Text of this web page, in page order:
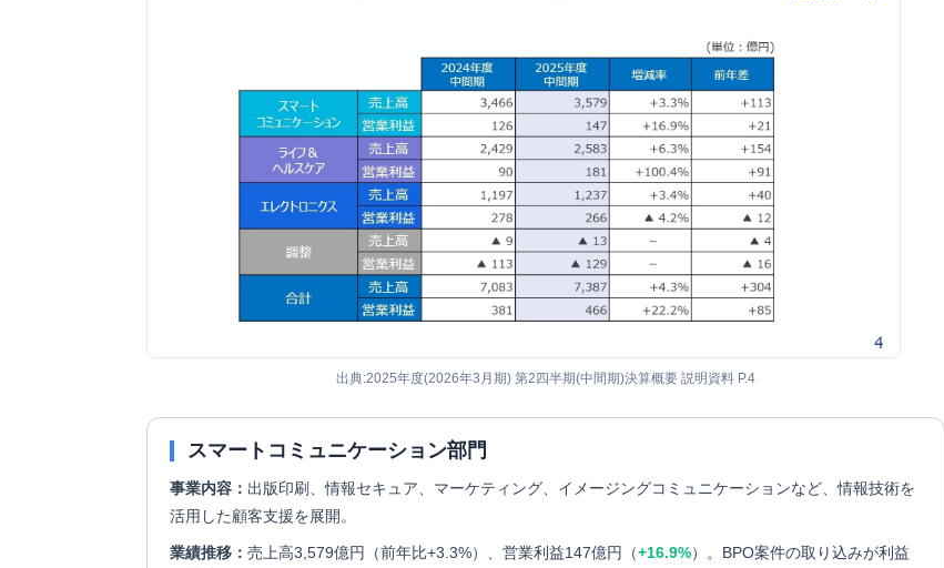
出典:2025年度(2026年3月期) 第2四半期(中間期)決算概要 説明資料 P.4
スマートコミュニケーション部門
事業内容： 出版印刷、情報セキュア、マーケティング、イメージングコミュニケーションなど、情報技術を
活用した顧客支援を展開。
業績推移： 売上高3,579億円（前年比+3.3%）、営業利益147億円（+16.9%）。BPO案件の取り込みが利益